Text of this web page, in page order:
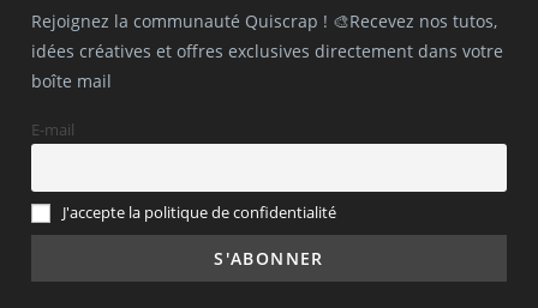
Rejoignez la communauté Quiscrap ! 🎨Recevez nos tutos,
idées créatives et offres exclusives directement dans votre
boîte mail
E-mail
J'accepte la politique de confidentialité